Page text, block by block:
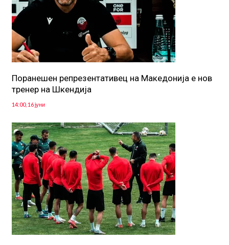
Поранешен репрезентативец на Македонија е нов
тренер на Шкендија
14:00, 16 јуни